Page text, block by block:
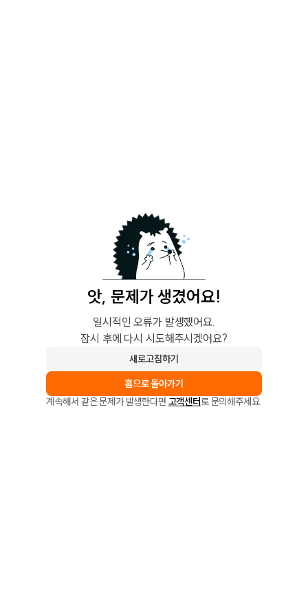
앗, 문제가 생겼어요!
일시적인 오류가 발생했어요.
잠시 후에 다시 시도해주시겠어요?
새로고침하기
홈으로 돌아가기
계속해서 같은 문제가 발생한다면 고객센터로 문의해주세요.